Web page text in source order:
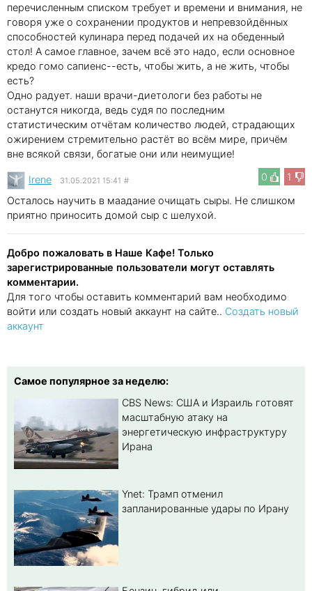
перечисленным списком требует и времени и внимания, не
говоря уже о сохранении продуктов и непревзойдённых
способностей кулинара перед подачей их на обеденный
стол! А самое главное, зачем всё это надо, если основное
кредо гомо сапиенс--есть, чтобы жить, а не жить, чтобы
есть?
Одно радует. наши врачи-диетологи без работы не
останутся никогда, ведь судя по последним
статистическим отчётам количество людей, страдающих
ожирением стремительно растёт во всём мире, причём
вне всякой связи, богатые они или неимущие!
0
1
Irene 31.05.2021 15:41 #
Осталось научить в маадание очищать сыры. Не слишком
приятно приносить домой сыр с шелухой.
Добро пожаловать в Наше Кафе! Только
зарегистрированные пользователи могут оставлять
комментарии.
Для того чтобы оставить комментарий вам необходимо
войти или создать новый аккаунт на сайте.. Создать новый
аккаунт
Самое популярное за неделю:
CBS News: США и Израиль готовят
масштабную атаку на
энергетическую инфраструктуру
Ирана
Ynet: Трамп отменил
запланированные удары по Ирану